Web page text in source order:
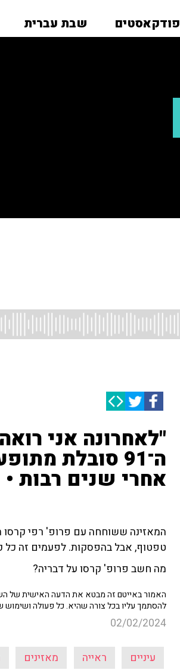
פודקאסטים שבת עברית
"לאחרונה אני
ה־91 סובלת
אחרי שנים רבות
טפטוף, אבל בהפסקות. לפעמים זה כל
מה חשב פרופ' קרסו על דבריה?
האמור באייטם זה מבטא את הדעה האישית של
להסתמך עליו בכל צורה שהיא. כל פעולה
02/02/2024
עיניים ראייה מאזינים